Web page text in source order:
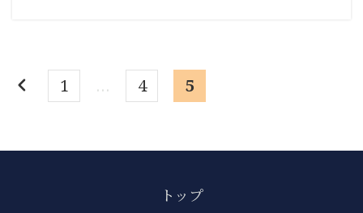
1 … 4 5
トップ